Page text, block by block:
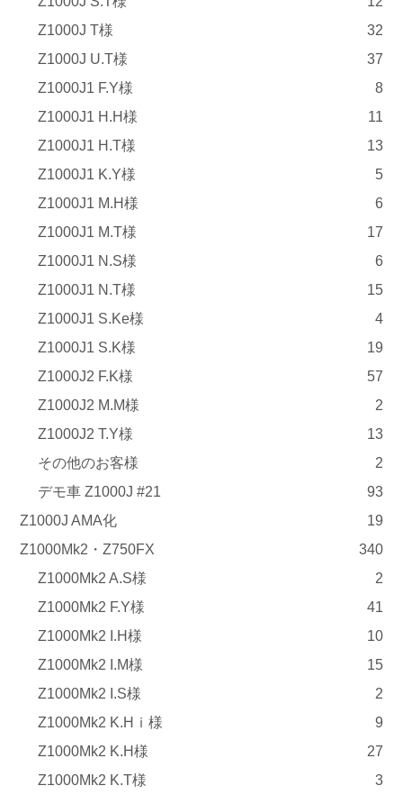
Z1000J T様
32
Z1000J U.T様
37
Z1000J1 F.Y様
8
Z1000J1 H.H様
11
Z1000J1 H.T様
13
Z1000J1 K.Y様
5
Z1000J1 M.H様
6
Z1000J1 M.T様
17
Z1000J1 N.S様
6
Z1000J1 N.T様
15
Z1000J1 S.Ke様
4
Z1000J1 S.K様
19
Z1000J2 F.K様
57
Z1000J2 M.M様
2
Z1000J2 T.Y様
13
その他のお客様
2
デモ車 Z1000J #21
93
Z1000J AMA化
19
Z1000Mk2・Z750FX
340
Z1000Mk2 A.S様
2
Z1000Mk2 F.Y様
41
Z1000Mk2 I.H様
10
Z1000Mk2 I.M様
15
Z1000Mk2 I.S様
2
Z1000Mk2 K.Hｉ様
9
Z1000Mk2 K.H様
27
Z1000Mk2 K.T様
3